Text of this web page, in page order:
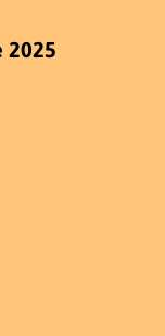
2025